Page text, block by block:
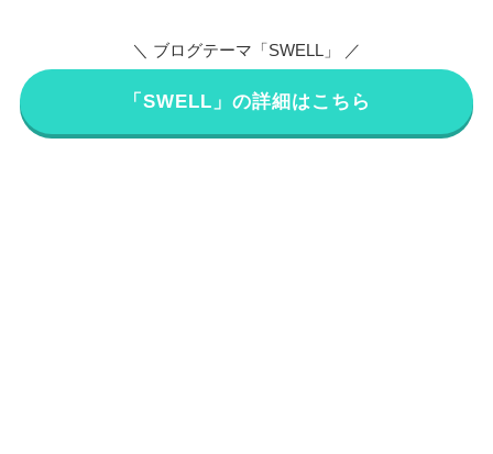
＼ ブログテーマ「SWELL」 ／
「SWELL」の詳細はこちら